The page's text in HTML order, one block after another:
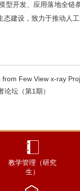
型开发、应用落地全
建设，致力于推动人
Few View x-ray
论坛（第1期）
教学管理（研究
生）